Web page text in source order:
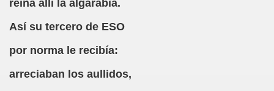
reina allí la algarabía.
Así su tercero de ESO
por norma le recibía:
arreciaban los aullidos,
de Campoamor)